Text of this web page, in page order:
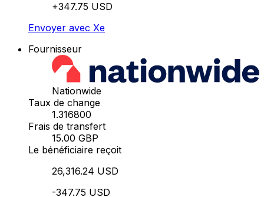
+347.75 USD
Envoyer avec Xe
Fournisseur
Nationwide
Taux de change
1.316800
Frais de transfert
15.00 GBP
Le bénéficiaire reçoit
26,316.24 USD
-347.75 USD